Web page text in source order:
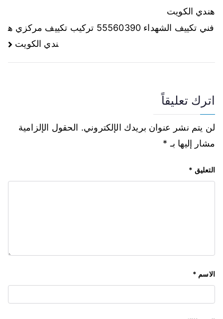
هندي الكويت
فني تكييف الشهداء 55560390 تركيب تكييف مركزي ه
ندي الكويت
اترك تعليقاً
لن يتم نشر عنوان بريدك الإلكتروني. الحقول الإلزامية
مشار إليها بـ *
التعليق *
الاسم *